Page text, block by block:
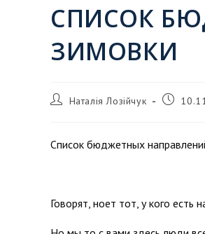
СПИСОК
ЗИМОВКИ
Наталія Лозійчук
Список бюджетных
Говорят, ноет тот, у кого есть